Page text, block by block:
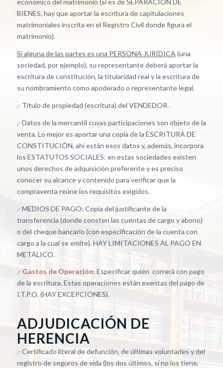
económico del matrimonio (si es de SEPARACIÓN DE
BIENES, hay que aportar la escritura de capitulaciones
matrimoniales inscrita en el Registro Civil donde figura el
matrimonio).
Si alguna de las partes es una PERSONA JURÍDICA (una
sociedad, por ejemplo), su representante deberá aportar la
escritura de constitución, la titularidad real y la escritura de
su nombramiento como apoderado o representante legal.
.- Título de propiedad (escritura) del VENDEDOR .
.- Datos de la mercantil cuyas participaciones son objeto de la
venta. Lo mejor es aportar una copia de la ESCRITURA DE
CONSTITUCIÓN, ahí están esos datos y, además, incorpora
los ESTATUTOS SOCIALES: en estas sociedades existen
unos derechos de adquisición preferente y es preciso
conocer su alcance y contenido para verificar que la
compraventa reúne los requisitos exigidos.
.- MEDIOS DE PAGO: Copia del justificante de la
transferencia (donde consten las cuentas de cargo y abono)
o del cheque bancario (con especificación de la cuenta con
cargo a la cual se emite). HAY LIMITACIONES AL PAGO EN
METÁLICO.
.- Gastos de Operación: Especificar quién correrá con pago
de la escritura. Estas operaciones están exentas del pago de
I.T.P.O. (HAY EXCEPCIONES).
ADJUDICACIÓN DE
HERENCIA
.- Certificado literal de defunción, de últimas voluntades y del
registro de seguros de vida (los dos últimos, si no los tiene,